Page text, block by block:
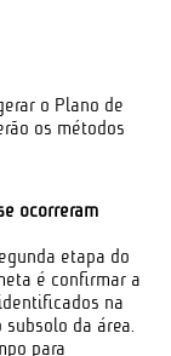
o Plano de
os métodos
ocorreram
etapa do
é confirmar a
na
da área.
para